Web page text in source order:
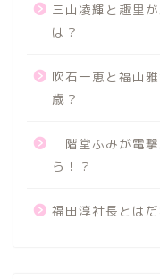
三山凌輝と趣里
は？
吹石一恵と福山
歳？
二階堂ふみが電
ら！？
福田淳社長とは